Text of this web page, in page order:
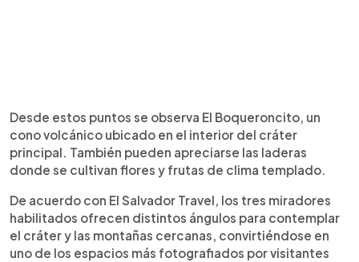
Desde estos puntos se observa El Boqueroncito, un
cono volcánico ubicado en el interior del cráter
principal. También pueden apreciarse las laderas
donde se cultivan flores y frutas de clima templado.
De acuerdo con El Salvador Travel, los tres miradores
habilitados ofrecen distintos ángulos para contemplar
el cráter y las montañas cercanas, convirtiéndose en
uno de los espacios más fotografiados por visitantes